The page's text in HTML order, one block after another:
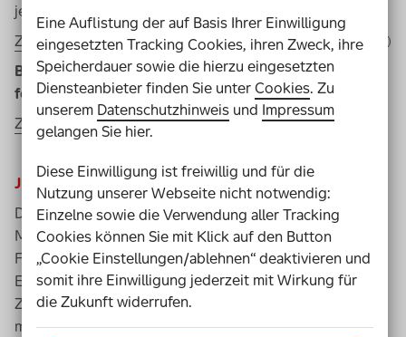
jeweilige Team gemeinsam geführt.
Zur Ausschreibung in Alltags- und in Leichter Sprache
Bewerbungen können bis zum 15.1.24 unter
folgendem Link eingereicht werden:
Zum Bewerbungsformular
JUGEND für Europa
DasEU-Programm "Erasmus+ Sport" fördert Lern- und
Mobilitätsprojekte für haupt- und ehrenamtliche
Fachkräfte im Breitensport auf europäischer Ebene.
Einer der Förderschwerpunkte ist „Inklusion & Vielfalt“.
Zum einen können haupt- und ehrenamtliche Fachkräfte
mit einer Behinderung oder Beeinträchtigung bei einem
Eine Auflistung der auf Basis Ihrer Einwilligung
eingesetzten Tracking Cookies, ihren Zweck, ihre
Speicherdauer sowie die hierzu eingesetzten
Diensteanbieter finden Sie unterCookies. Zu
unserem Datenschutzhinweis und Impressum
gelangen Sie hier.
Diese Einwilligung ist freiwillig und für die
Nutzung unserer Webseite nicht notwendig:
Einzelne sowie die Verwendung aller Tracking
Cookies können Sie mit Klick auf den Button
„Cookie Einstellungen/ablehnen“ deaktivieren und
somit ihre Einwilligung jederzeit mit Wirkung für
die Zukunft widerrufen.